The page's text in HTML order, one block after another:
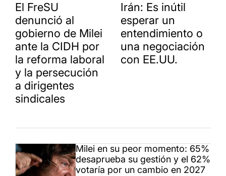
El FreSU
denunció al
gobierno de Milei
ante la CIDH por
la reforma laboral
y la persecución
a dirigentes
sindicales
Irán: Es inútil
esperar un
entendimiento o
una negociación
con EE.UU.
Milei en su peor momento: 65%
desaprueba su gestión y el 62%
votaría por un cambio en 2027